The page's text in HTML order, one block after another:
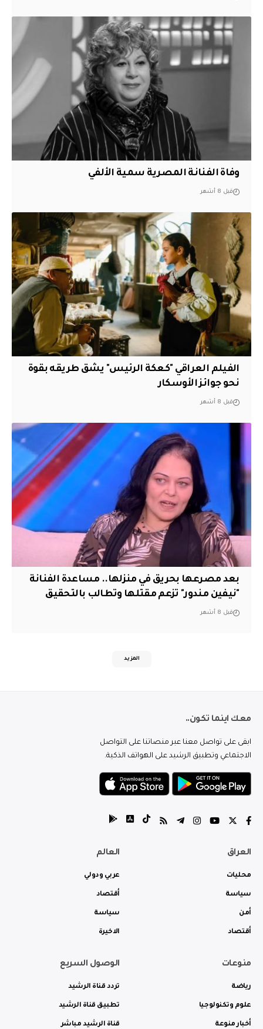
وفاة الفنانة المصرية سمية الألفي
قبل 8 أشهر
الفيلم العراقي "كعكة الرئيس" يشق طريقه بقوة
نحو جوائز الأوسكار
قبل 8 أشهر
بعد مصرعها بحريق في منزلها.. مساعدة الفنانة
"نيفين مندور" تزعم مقتلها وتطالب بالتحقيق
قبل 8 أشهر
المزيد
معك اينما تكون..
ابقى على تواصل معنا عبر منصاتنا على التواصل
الاجتماعي وتطبيق الرشيد على الهواتف الذكية.
العراق
محليات
سياسة
أمن
أقتصاد
العالم
عربي ودولي
أقتصاد
سياسة
الاخيرة
منوعات
رياضة
علوم وتكنولوجيا
أخبار منوعة
الوصول السريع
تردد قناة الرشيد
تطبيق قناة الرشيد
قناة الرشيد مباشر